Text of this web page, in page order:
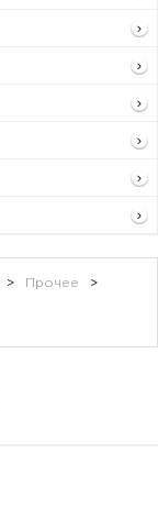
> Прочее >